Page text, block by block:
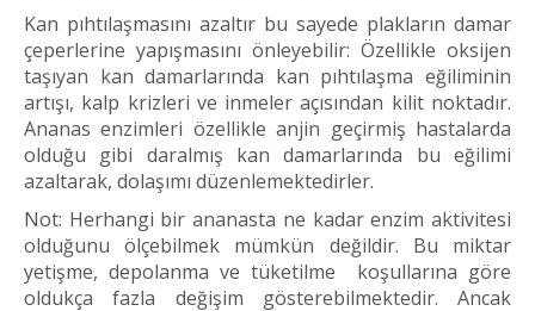
Kan pıhtılaşmasını azaltır bu sayede plakların damar
çeperlerine yapışmasını önleyebilir: Özellikle oksijen
taşıyan kan damarlarında kan pıhtılaşma eğiliminin
artışı, kalp krizleri ve inmeler açısından kilit noktadır.
Ananas enzimleri özellikle anjin geçirmiş hastalarda
olduğu gibi daralmış kan damarlarında bu eğilimi
azaltarak, dolaşımı düzenlemektedirler.
Not: Herhangi bir ananasta ne kadar enzim aktivitesi
olduğunu ölçebilmek mümkün değildir. Bu miktar
yetişme, depolanma ve tüketilme koşullarına göre
oldukça fazla değişim gösterebilmektedir. Ancak